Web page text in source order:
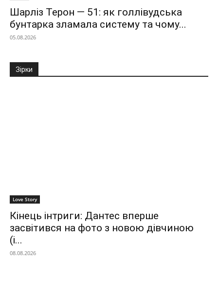
Шарліз Терон — 51: як голлівудська
бунтарка зламала систему та чому...
05.08.2026
Зірки
Love Story
Кінець інтриги: Дантес вперше
засвітився на фото з новою дівчиною
(і...
08.08.2026